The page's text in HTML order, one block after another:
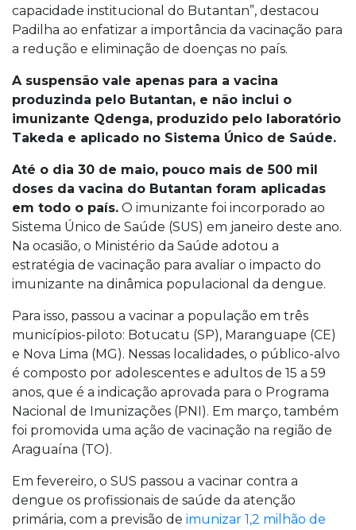
capacidade institucional do Butantan”, destacou
Padilha ao enfatizar a importância da vacinação para
a redução e eliminação de doenças no país.
A suspensão vale apenas para a vacina
produzinda pelo Butantan, e não inclui o
imunizante Qdenga, produzido pelo laboratório
Takeda e aplicado no Sistema Único de Saúde.
Até o dia 30 de maio, pouco mais de 500 mil
doses da vacina do Butantan foram aplicadas
em todo o país. O imunizante foi incorporado ao
Sistema Único de Saúde (SUS) em janeiro deste ano.
Na ocasião, o Ministério da Saúde adotou a
estratégia de vacinação para avaliar o impacto do
imunizante na dinâmica populacional da dengue.
Para isso, passou a vacinar a população em três
municípios-piloto: Botucatu (SP), Maranguape (CE)
e Nova Lima (MG). Nessas localidades, o público-alvo
é composto por adolescentes e adultos de 15 a 59
anos, que é a indicação aprovada para o Programa
Nacional de Imunizações (PNI). Em março, também
foi promovida uma ação de vacinação na região de
Araguaína (TO).
Em fevereiro, o SUS passou a vacinar contra a
dengue os profissionais de saúde da atenção
primária, com a previsão de imunizar 1,2 milhão de